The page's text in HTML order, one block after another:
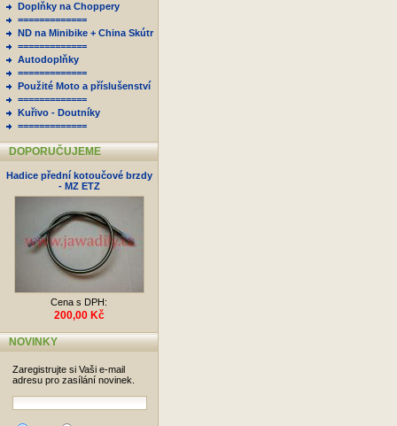
Doplňky na Choppery
=============
ND na Minibike + China Skútr
=============
Autodoplňky
=============
Použité Moto a příslušenství
=============
Kuřivo - Doutníky
=============
DOPORUČUJEME
Hadice přední kotoučové brzdy
- MZ ETZ
Cena s DPH:
200,00 Kč
NOVINKY
Zaregistrujte si Vaši e-mail
adresu pro zasílání novinek.